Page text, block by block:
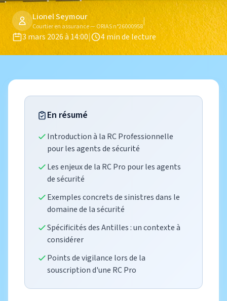
Lionel Seymour
Courtier en assurance — ORIAS n°26000958
|
3 mars 2026 à 14:00| 4 min de lecture
En résumé
Introduction à la RC Professionnelle
pour les agents de sécurité
Les enjeux de la RC Pro pour les agents
de sécurité
Exemples concrets de sinistres dans le
domaine de la sécurité
Spécificités des Antilles : un contexte à
considérer
Points de vigilance lors de la
souscription d'une RC Pro